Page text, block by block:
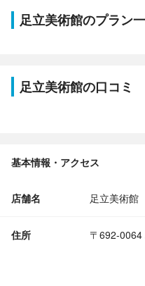
足立美術館のプラン
足立美術館の口コミ
基本情報・アクセス
店舗名 足立美術館
住所 〒692-